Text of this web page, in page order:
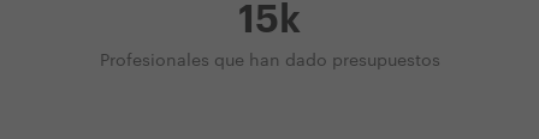
15k
Profesionales que han dado presupuestos